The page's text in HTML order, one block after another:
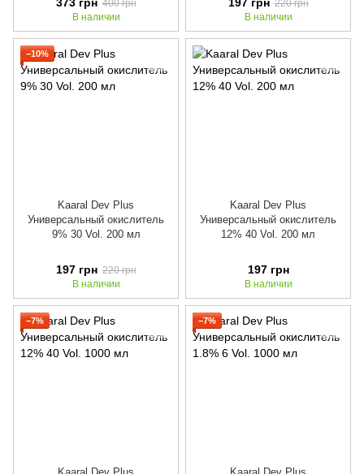
373 грн 400 грн
В наличии
197 грн 220 грн
В наличии
−10%
Kaaral Dev Plus
Универсальный окислитель
9% 30 Vol. 200 мл
197 грн 220 грн
В наличии
Kaaral Dev Plus
Универсальный окислитель
12% 40 Vol. 200 мл
197 грн
В наличии
−7% −7%